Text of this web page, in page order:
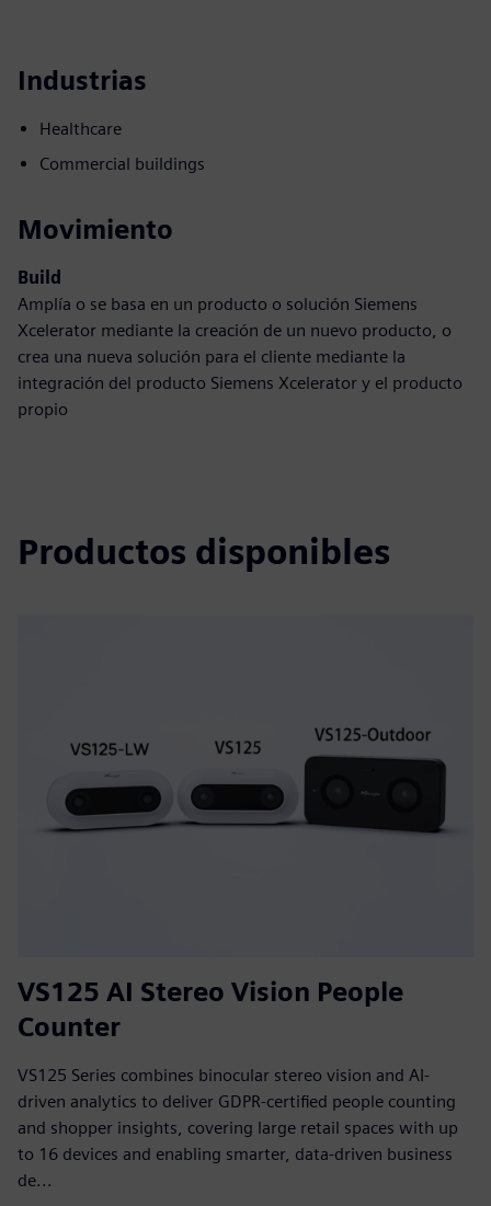
Industrias
Healthcare
Commercial buildings
Movimiento
Build
Amplía o se basa en un producto o solución Siemens
Xcelerator mediante la creación de un nuevo producto, o
crea una nueva solución para el cliente mediante la
integración del producto Siemens Xcelerator y el producto
propio
Productos disponibles
VS125 AI Stereo Vision People
Counter
VS125 Series combines binocular stereo vision and AI-
driven analytics to deliver GDPR-certified people counting
and shopper insights, covering large retail spaces with up
to 16 devices and enabling smarter, data-driven business
de...